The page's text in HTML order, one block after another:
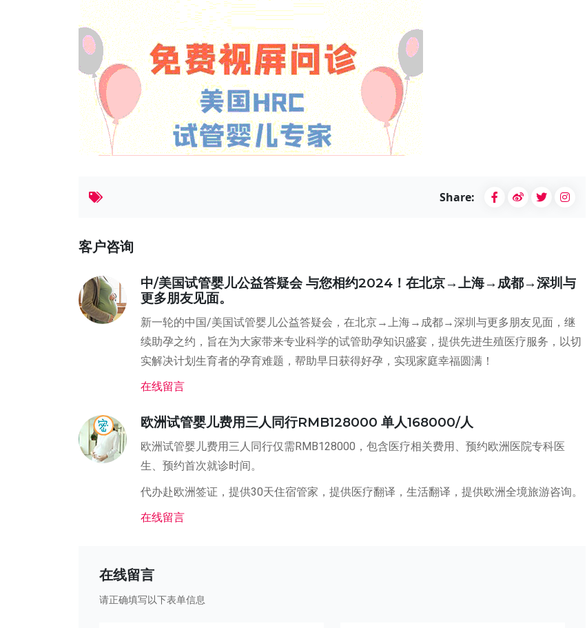
Share:
客户咨询
中/美国试管婴儿公益答疑会 与您相约2024！在北京→上海→成都→深圳与
更多朋友见面。
新一轮的中国/美国试管婴儿公益答疑会，在北京→上海→成都→深圳与更多朋友见面，继
续助孕之约，旨在为大家带来专业科学的试管助孕知识盛宴，提供先进生殖医疗服务，以切
实解决计划生育者的孕育难题，帮助早日获得好孕，实现家庭幸福圆满！
在线留言
欧洲试管婴儿费用三人同行RMB128000 单人168000/人
欧洲试管婴儿费用三人同行仅需RMB128000，包含医疗相关费用、预约欧洲医院专科医
生、预约首次就诊时间。
代办赴欧洲签证，提供30天住宿管家，提供医疗翻译，生活翻译，提供欧洲全境旅游咨询。
在线留言
在线留言
请正确填写以下表单信息